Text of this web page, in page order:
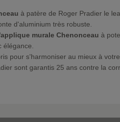
à patère de Roger Pradier le
d'aluminium très robuste.
murale Chenonceau à
pour s'harmoniser au mieux à
sont garantis 25 ans contre la